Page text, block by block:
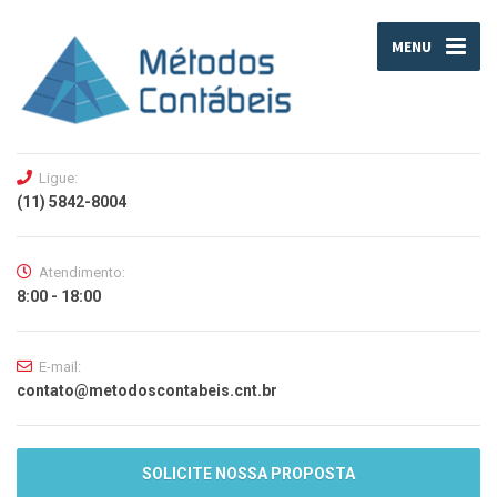
MENU
Ligue:
(11) 5842-8004
Atendimento:
8:00 - 18:00
E-mail:
contato@metodoscontabeis.cnt.br
SOLICITE NOSSA PROPOSTA